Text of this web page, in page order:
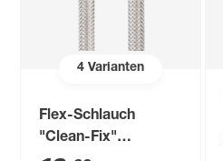
4Varianten
Flex-Schlauch
"Clean-Fix"